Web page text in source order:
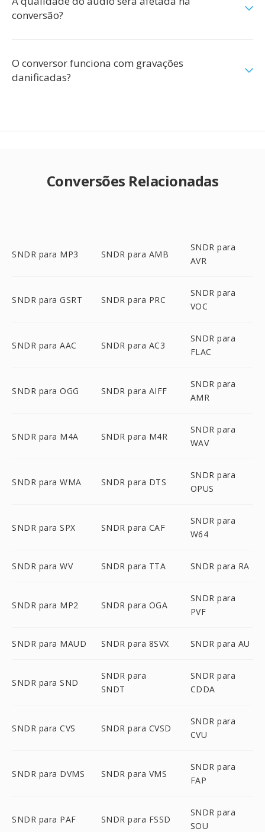
conversão?
O conversor funciona com gravações
danificadas?
Conversões Relacionadas
SNDR para MP3 SNDR para AMB
SNDR para
AVR
SNDR para GSRT SNDR para PRC
SNDR para
VOC
SNDR para AAC SNDR para AC3
SNDR para
FLAC
SNDR para OGG SNDR para AIFF
SNDR para
AMR
SNDR para M4A SNDR para M4R
SNDR para
WAV
SNDR para WMA SNDR para DTS
SNDR para
OPUS
SNDR para SPX SNDR para CAF
SNDR para
W64
SNDR para WV SNDR para TTA SNDR para RA
SNDR para MP2 SNDR para OGA
SNDR para
PVF
SNDR para MAUD SNDR para 8SVX SNDR para AU
SNDR para SND
SNDR para
SNDT
SNDR para
CDDA
SNDR para CVS SNDR para CVSD
SNDR para
CVU
SNDR para DVMS SNDR para VMS
SNDR para
FAP
SNDR para PAF SNDR para FSSD
SNDR para
SOU